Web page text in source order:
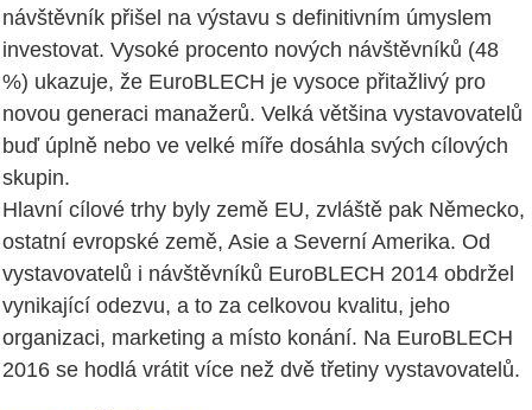
návštěvník přišel na výstavu s definitivním úmyslem
investovat. Vysoké procento nových návštěvníků (48
%) ukazuje, že EuroBLECH je vysoce přitažlivý pro
novou generaci manažerů. Velká většina vystavovatelů
buď úplně nebo ve velké míře dosáhla svých cílových
skupin.
Hlavní cílové trhy byly země EU, zvláště pak Německo,
ostatní evropské země, Asie a Severní Amerika. Od
vystavovatelů i návštěvníků EuroBLECH 2014 obdržel
vynikající odezvu, a to za celkovou kvalitu, jeho
organizaci, marketing a místo konání. Na EuroBLECH
2016 se hodlá vrátit více než dvě třetiny vystavovatelů.